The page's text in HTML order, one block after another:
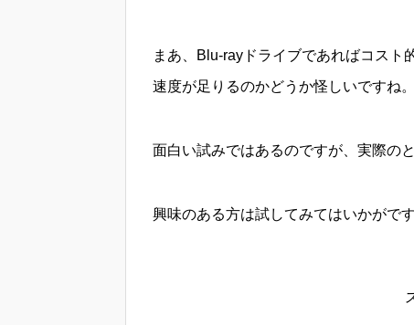
まあ、Blu-rayドライブであればコスト
速度が足りるのかどうか怪しいですね。
面白い試みではあるのですが、実際の
興味のある方は試してみてはいかがで